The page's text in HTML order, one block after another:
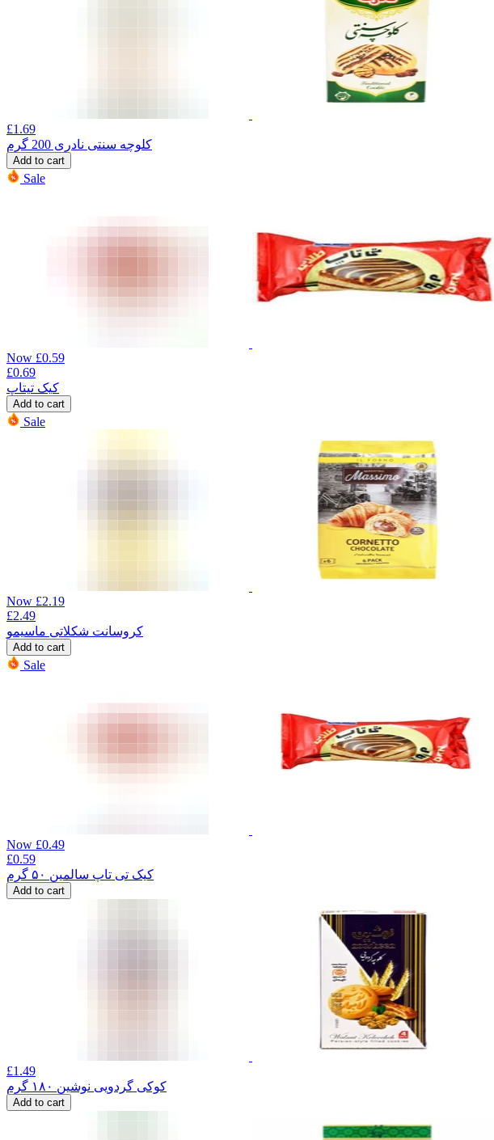
£1.69
کلوچه سنتی نادری 200 گرم
Add to cart
Sale
Now £0.59
£0.69
کیک تیتاپ
Add to cart
Sale
Now £2.19
£2.49
کروسانت شکلاتی ماسیمو
Add to cart
Sale
Now £0.49
£0.59
کیک تی تاپ سالمین ۵۰ گرم
Add to cart
£1.49
کوکی گردویی نوشین ۱۸۰ گرم
Add to cart